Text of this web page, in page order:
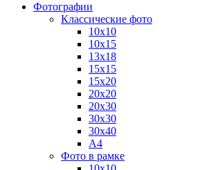
Фотографии
Классические фото
10х10
10х15
13х18
15х15
15х20
20х20
20х30
30х30
30х40
А4
Фото в рамке